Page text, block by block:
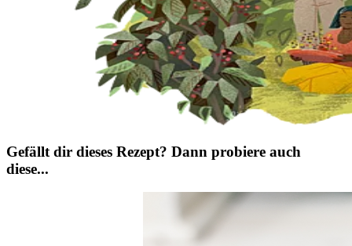
Gefällt dir dieses Rezept? Dann probiere auch
diese...